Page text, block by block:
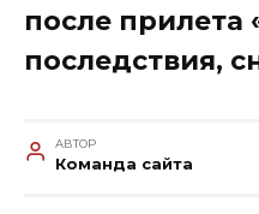
после прилета
последствия,
АВТОР
Команда сайта